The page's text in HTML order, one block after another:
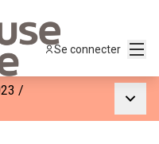
Se connecter
/